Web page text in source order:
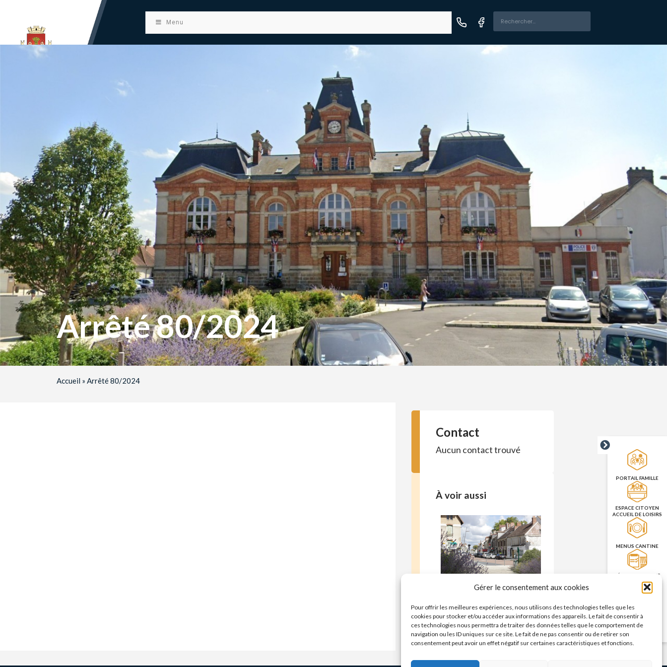
Gérer le consentement aux cookies
Pour offrir les meilleures expériences, nous utilisons des technologies telles que les
cookies pour stocker et/ou accéder aux informations des appareils. Le fait de consentir à
ces technologies nous permettra de traiter des données telles que le comportement de
navigation ou les ID uniques sur ce site. Le fait de ne pas consentir ou de retirer son
consentement peut avoir un effet négatif sur certaines caractéristiques et fonctions.
Menu
PORTAIL FAMILLE
ESPACE CITOYEN
ACCUEIL DE LOISIRS
MENUS CANTINE
RÉSERVATION DES
SALLES
PRISE DE RENDEZ-
CNI/PASSEPORT
Arrêté 80/2024
Accueil »Arrêté 80/2024
Contact
Aucun contact trouvé
À voir aussi
Commerces – enseignes